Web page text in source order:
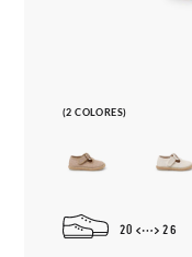
(2 COLORES)
20 26